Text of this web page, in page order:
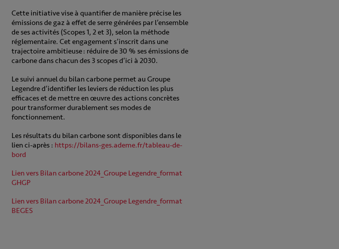
Cette initiative vise à quantifier de manière précise les
émissions de gaz à effet de serre générées par l’ensemble
de ses activités (Scopes 1, 2 et 3), selon la méthode
réglementaire. Cet engagement s’inscrit dans une
trajectoire ambitieuse : réduire de 30 % ses émissions de
carbone dans chacun des 3 scopes d’ici à 2030.
Le suivi annuel du bilan carbone permet au Groupe
Legendre d’identifier les leviers de réduction les plus
efficaces et de mettre en œuvre des actions concrètes
pour transformer durablement ses modes de
fonctionnement.
Les résultats du bilan carbone sont disponibles dans le
lien ci-après : https://bilans-ges.ademe.fr/tableau-de-
bord
Lien vers Bilan carbone 2024_Groupe Legendre_format
GHGP
Lien vers Bilan carbone 2024_Groupe Legendre_format
BEGES